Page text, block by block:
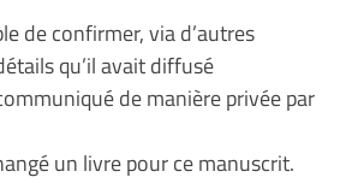
de confirmer, via d’autres
qu’il avait diffusé
de manière privée par
un livre pour ce manuscrit.